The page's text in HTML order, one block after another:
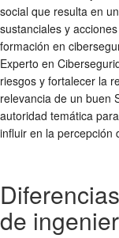
social que resulta en
sustanciales y
formación en
Experto en
riesgos y fortalecer la
relevancia de un buen
autoridad temática
influir en la percepción
de